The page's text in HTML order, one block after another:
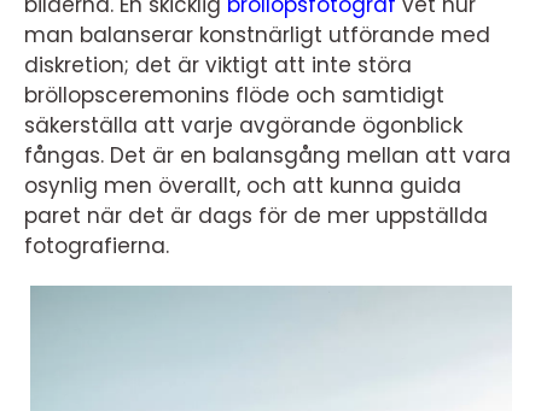
man balanserar konstnärligt utförande med
diskretion; det är viktigt att inte störa
bröllopsceremonins flöde och samtidigt
säkerställa att varje avgörande ögonblick
fångas. Det är en balansgång mellan att vara
osynlig men överallt, och att kunna guida
paret när det är dags för de mer uppställda
fotografierna.